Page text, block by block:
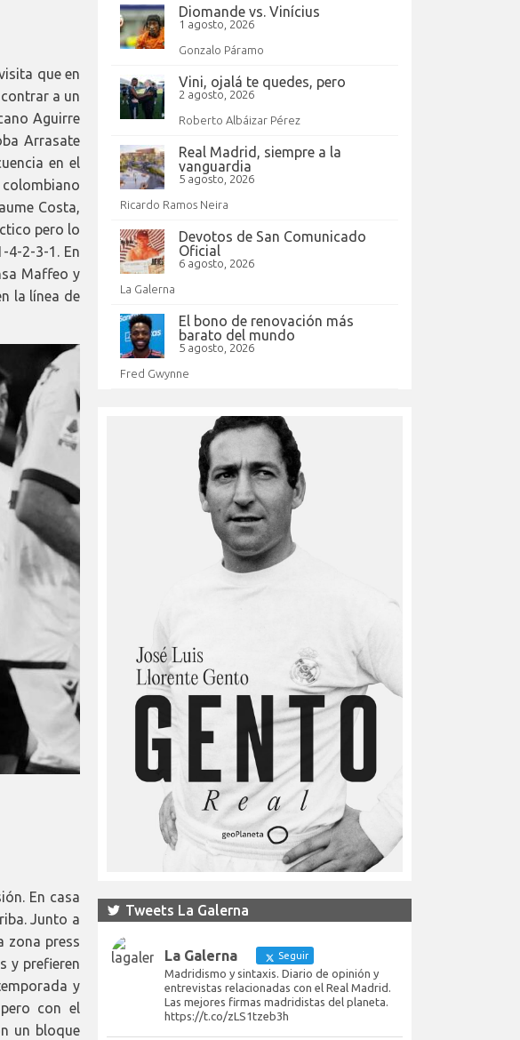
que en
a un
Aguirre
Arrasate
en el
Costa,
pero lo
4-2-3-1. En
Maffeo y
la línea de
En casa
Junto a
zona press
y prefieren
y
con el
un bloque
Diomande vs. Vinícius
1 agosto, 2026
Gonzalo Páramo
Vini, ojalá te quedes, pero
2 agosto, 2026
Roberto Albáizar Pérez
Real Madrid, siempre a la
vanguardia
5 agosto, 2026
Ricardo Ramos Neira
Devotos de San Comunicado
Oficial
6 agosto, 2026
La Galerna
El bono de renovación más
barato del mundo
5 agosto, 2026
Fred Gwynne
Tweets La Galerna
La Galerna Seguir
Madridismo y sintaxis. Diario de opinión y
entrevistas relacionadas con el Real Madrid.
Las mejores firmas madridistas del planeta.
https://t.co/zLS1tzeb3h